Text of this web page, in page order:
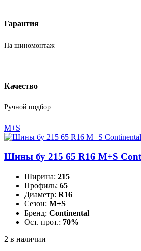
Гарантия
На шиномонтаж
Качество
Ручной подбор
M+S
Шины бу 215 65 R16 M+S
Ширина: 215
Профиль: 65
Диаметр: R16
Сезон: M+S
Бренд: Continental
Ост. прот.: 70%
2 в наличии